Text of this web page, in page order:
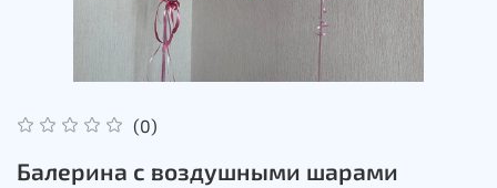
(0)
Балерина с воздушными шарами